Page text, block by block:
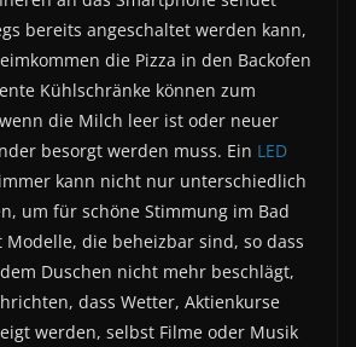
bereits angeschaltet werden kann,
die Pizza in den Backofen
Kühlschränke können zum
die Milch leer ist oder neuer
besorgt werden muss. Ein LED
kann nicht nur unterschiedlich
um für schöne Stimmung im Bad
Modelle, die beheizbar sind, so dass
Duschen nicht mehr beschlägt,
dass Wetter, Aktienkurse
werden, selbst Filme oder Musik